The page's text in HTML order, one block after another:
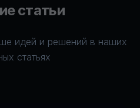
статьи
идей и решений в наших
статьях